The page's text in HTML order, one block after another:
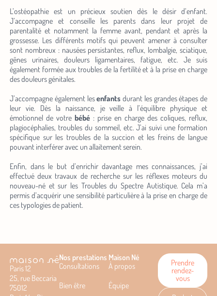
L’ostéopathie est un précieux soutien dès le désir d’enfant.
J’accompagne et conseille les parents dans leur projet de
parentalité et notamment la femme avant, pendant et après la
grossesse. Les différents motifs qui peuvent amener à consulter
sont nombreux : nausées persistantes, reflux, lombalgie, sciatique,
gênes urinaires, douleurs ligamentaires, fatigue, etc. Je suis
également formée aux troubles de la fertilité et à la prise en charge
des douleurs génitales.
J’accompagne également lesenfants durant les grandes étapes de
leur vie. Dès la naissance, je veille à l’équilibre physique et
émotionnel de votre bébé : prise en charge des coliques, reflux,
plagiocéphalies, troubles du sommeil, etc. J’ai suivi une formation
spécifique sur les troubles de la succion et les freins de langue
pouvant interférer avec un allaitement serein.
Enfin, dans le but d’enrichir davantage mes connaissances, j’ai
effectué deux travaux de recherche sur les réflexes moteurs du
nouveau-né et sur les Troubles du Spectre Autistique. Cela m’a
permis d’acquérir une sensibilité particulière à la prise en charge de
ces typologies de patient.
Paris 12
25, rue Beccaria
75012
Nos prestations
Consultations
Bien être
Maison Né
À propos
Équipe
Prendre
rendez-
vous